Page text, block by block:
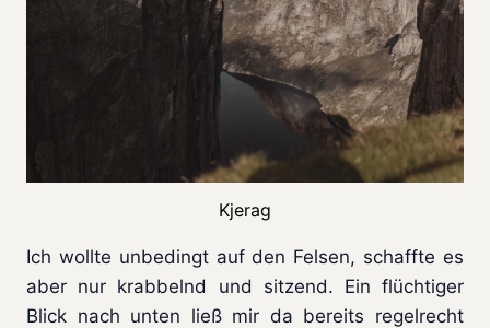
Kjerag
Ich wollte unbedingt auf den Felsen, schaffte es
aber nur krabbelnd und sitzend. Ein flüchtiger
Blick nach unten ließ mir da bereits regelrecht